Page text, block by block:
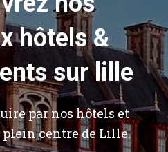
hôtels &
sur lille
par nos hôtels et
centre de Lille.